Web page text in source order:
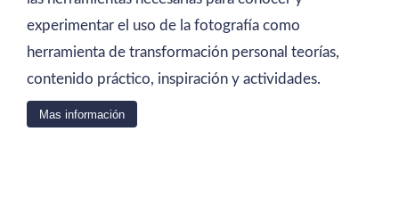
experimentar el uso de la fotografía como
herramienta de transformación personal teorías,
contenido práctico, inspiración y actividades.
Mas información